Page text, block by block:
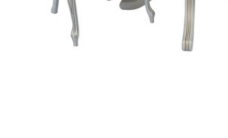
No products in the cart.